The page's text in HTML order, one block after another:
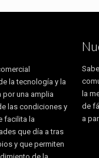
la tecnología y la
por una amplia
las condiciones y
facilita la
que día a tras
y que permiten
la
de
a